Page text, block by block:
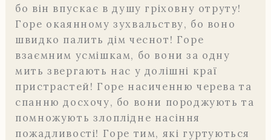
бо він впускає в душу гріховну отруту!
Горе окаянному зухвальству, бо воно
швидко палить дім чеснот! Горе
взаємним усмішкам, бо вони за одну
мить звергають нас у долішні краї
пристрастей! Горе насиченню черева та
спанню досхочу, бо вони породжують та
помножують злоплідне насіння
пожадливості! Горе тим, які гуртуються